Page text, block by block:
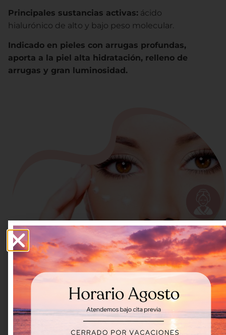
Principales sustancias activas: ácido
hialurónico de alto y bajo peso molecular.
Indicado en pieles con arrugas profundas,
aporta a la piel alta hidratación, relleno de
arrugas y gran luminosidad.
RESERVAR UNA SESIÓN